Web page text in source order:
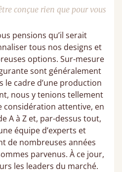
conçue rien que pour vous
pensions qu’il serait
tous nos designs et
options. Sur-mesure
sont généralement
le cadre d’une production
nous y tenions tellement
considération attentive, en
A à Z et, par-dessus tout,
équipe d’experts et
de nombreuses années
parvenus. À ce jour,
les leaders du marché.